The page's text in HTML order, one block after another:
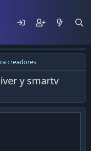
creadores
y smartv